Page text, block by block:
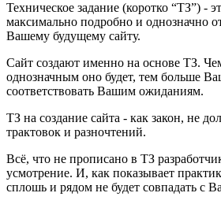
Техническое задание (коротко “ТЗ”) -
максимально подробно и однозначно
Вашему будущему сайту.
Сайт создают именно на основе ТЗ.
однозначным оно будет, тем больше
соответствовать Вашим ожиданиям.
ТЗ на создание сайта - как закон, не
трактовок и разночтений.
Всё, что не прописано в ТЗ
усмотрение. И, как показывает
сплошь и рядом не будет совпадать с